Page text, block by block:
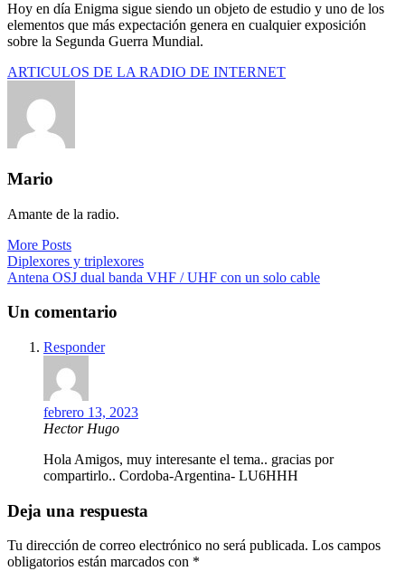
Hoy en día Enigma sigue siendo un objeto de estudio y uno de los
elementos que más expectación genera en cualquier exposición
sobre la Segunda Guerra Mundial.
ARTICULOS DE LA RADIO DE INTERNET
Mario
Amante de la radio.
More Posts
Navegación
de
entradas
Diplexores y triplexores
Antena OSJ dual banda VHF / UHF con un solo cable
Un comentario
Responder
febrero 13, 2023
Hector Hugo
Hola Amigos, muy interesante el tema.. gracias por
compartirlo.. Cordoba-Argentina- LU6HHH
Deja una respuesta
Tu dirección de correo electrónico no será publicada. Los campos
obligatorios están marcados con *